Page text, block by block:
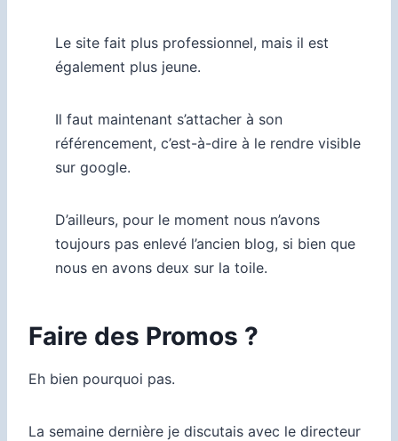
Le site fait plus professionnel, mais il est
également plus jeune.
Il faut maintenant s’attacher à son
référencement, c’est-à-dire à le rendre visible
sur google.
D’ailleurs, pour le moment nous n’avons
toujours pas enlevé l’ancien blog, si bien que
nous en avons deux sur la toile.
Faire des Promos ?
Eh bien pourquoi pas.
La semaine dernière je discutais avec le directeur